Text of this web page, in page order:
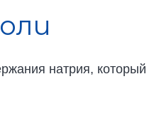
натрия, который